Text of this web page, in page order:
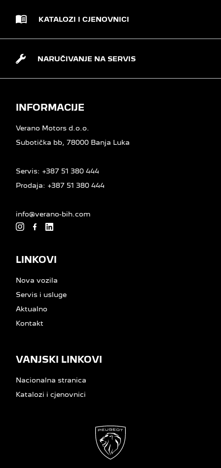
KATALOZI I CJENOVNICI
NARUČIVANJE NA SERVIS
INFORMACIJE
Verano Motors d.o.o.
Subotička bb, 78000 Banja Luka
Servis: +387 51 380 444
Prodaja: +387 51 380 444
info@verano-bih.com
LINKOVI
Nova vozila
Servis i usluge
Aktualno
Kontakt
VANJSKI LINKOVI
Nacionalna stranica
Katalozi i cjenovnici